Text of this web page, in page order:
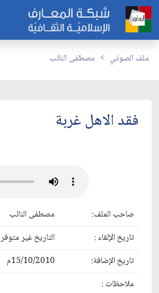
ملف الصوتي مصطفى النائب
فقد الاهل غربة
صاحب الملف:
مصطفى النائب
تاريخ الإلقاء :
التاريخ غير متوفر21/8/1420هـ
تاريخ الإضافة:
15/10/2010م
ملاحظات :